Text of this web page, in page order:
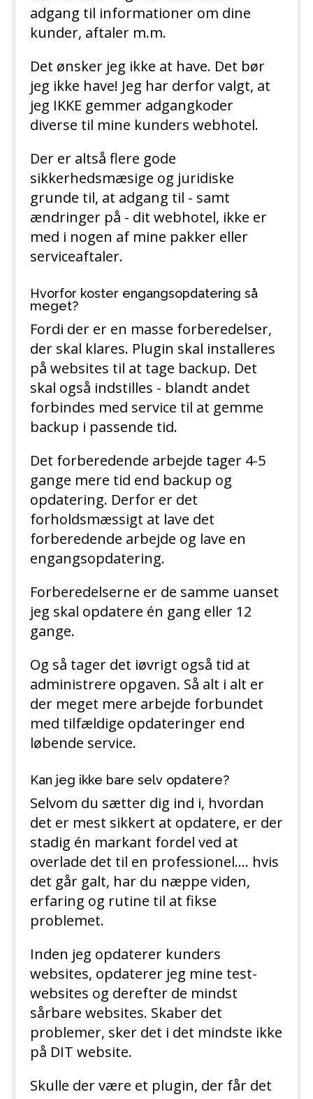
adgang til informationer om dine
kunder, aftaler m.m.
Det ønsker jeg ikke at have. Det bør
jeg ikke have! Jeg har derfor valgt, at
jeg IKKE gemmer adgangkoder
diverse til mine kunders webhotel.
Der er altså flere gode
sikkerhedsmæsige og juridiske
grunde til, at adgang til - samt
ændringer på - dit webhotel, ikke er
med i nogen af mine pakker eller
serviceaftaler.
Hvorfor koster engangsopdatering så
meget?
Fordi der er en masse forberedelser,
der skal klares. Plugin skal installeres
på websites til at tage backup. Det
skal også indstilles - blandt andet
forbindes med service til at gemme
backup i passende tid.
Det forberedende arbejde tager 4-5
gange mere tid end backup og
opdatering. Derfor er det
forholdsmæssigt at lave det
forberedende arbejde og lave en
engangsopdatering.
Forberedelserne er de samme uanset
jeg skal opdatere én gang eller 12
gange.
Og så tager det iøvrigt også tid at
administrere opgaven. Så alt i alt er
der meget mere arbejde forbundet
med tilfældige opdateringer end
løbende service.
Kan jeg ikke bare selv opdatere?
Selvom du sætter dig ind i, hvordan
det er mest sikkert at opdatere, er der
stadig én markant fordel ved at
overlade det til en professionel…. hvis
det går galt, har du næppe viden,
erfaring og rutine til at fikse
problemet.
Inden jeg opdaterer kunders
websites, opdaterer jeg mine test-
websites og derefter de mindst
sårbare websites. Skaber det
problemer, sker det i det mindste ikke
på DIT website.
Skulle der være et plugin, der får det